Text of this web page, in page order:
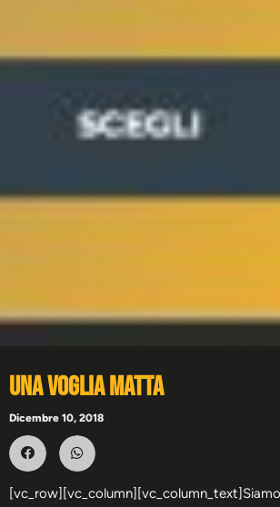
Una Voglia Matta
Dicembre 10, 2018